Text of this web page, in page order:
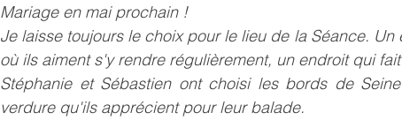
Mariage en mai prochain !
Je laisse toujours le choix pour le lieu de la Séance.
où ils aiment s'y rendre régulièrement, un endroit qui
Stéphanie et Sébastien ont choisi les bords de
verdure qu'ils apprécient pour leur balade.